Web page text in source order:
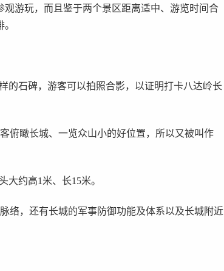
游玩，而且鉴于两个景区距离适中、游览时间合
的石碑，游客可以拍照合影，以证明打卡八达岭长
俯瞰长城、一览众山小的好位置，所以又被叫作
大约高1米、长15米。
络，还有长城的军事防御功能及体系以及长城附近